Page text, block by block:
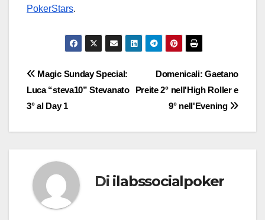
PokerStars.
Navigazione
articoli
Domenicali: Gaetano
Preite 2° nell'High Roller e
9° nell'Evening
Magic Sunday Special:
Luca “steva10” Stevanato
3° al Day 1
Di ilabssocialpoker